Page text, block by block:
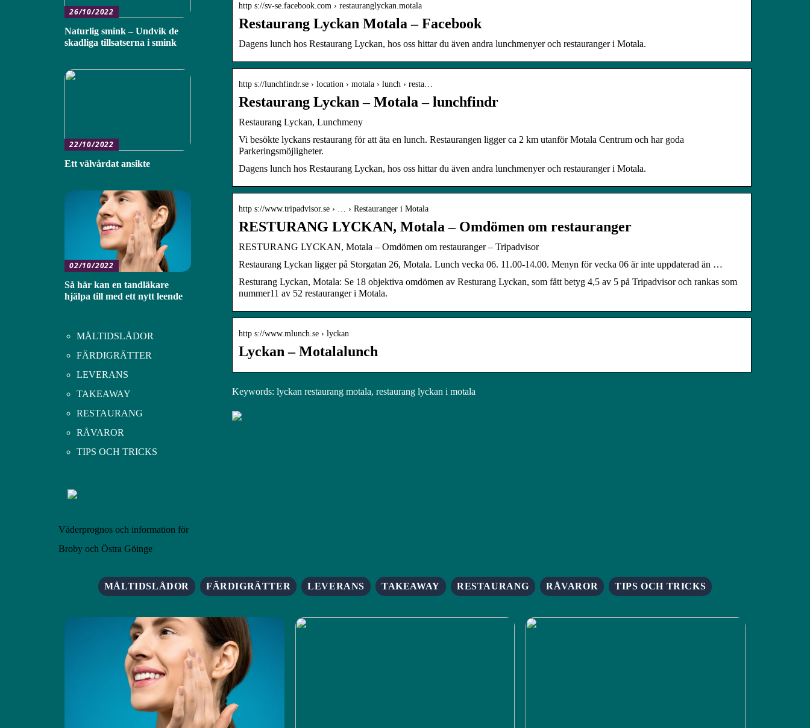
http s://sv-se.facebook.com › restauranglyckan.motala
Restaurang Lyckan Motala – Facebook
Dagens lunch hos Restaurang Lyckan, hos oss hittar du även andra lunchmenyer och restauranger i Motala.
http s://lunchfindr.se › location › motala › lunch › resta…
Restaurang Lyckan – Motala – lunchfindr
Restaurang Lyckan, Lunchmeny
Vi besökte lyckans restaurang för att äta en lunch. Restaurangen ligger ca 2 km utanför Motala Centrum och har goda
Parkeringsmöjligheter.
Dagens lunch hos Restaurang Lyckan, hos oss hittar du även andra lunchmenyer och restauranger i Motala.
http s://www.tripadvisor.se › … › Restauranger i Motala
RESTURANG LYCKAN, Motala – Omdömen om restauranger
RESTURANG LYCKAN, Motala – Omdömen om restauranger – Tripadvisor
Restaurang Lyckan ligger på Storgatan 26, Motala. Lunch vecka 06. 11.00-14.00. Menyn för vecka 06 är inte uppdaterad än …
Resturang Lyckan, Motala: Se 18 objektiva omdömen av Resturang Lyckan, som fått betyg 4,5 av 5 på Tripadvisor och rankas som
nummer11 av 52 restauranger i Motala.
http s://www.mlunch.se › lyckan
Lyckan – Motalalunch
Keywords: lyckan restaurang motala, restaurang lyckan i motala
26/10/2022
Naturlig smink – Undvik de
skadliga tillsatserna i smink
22/10/2022
Ett välvårdat ansikte
02/10/2022
Så här kan en tandläkare
hjälpa till med ett nytt leende
MÅLTIDSLÅDOR
FÄRDIGRÄTTER
LEVERANS
TAKEAWAY
RESTAURANG
RÅVAROR
TIPS OCH TRICKS
Väderprognos och information för
Broby och Östra Göinge
MÅLTIDSLÅDOR FÄRDIGRÄTTER LEVERANS TAKEAWAY RESTAURANG RÅVAROR TIPS OCH TRICKS